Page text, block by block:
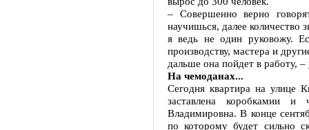
– Совершенно верно
научишься, далее количество
я ведь не один руковожу.
производству, мастера и
дальше она пойдет в работу,
На чемоданах...
Сегодня квартира на улице
заставлена коробкамии
Владимировна. В конце
по которому будет сильно